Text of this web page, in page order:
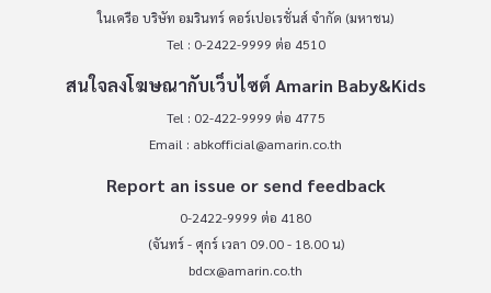
ในเครือ บริษัท อมรินทร์ คอร์เปอเรชั่นส์ จำกัด (มหาชน)
Tel : 0-2422-9999 ต่อ 4510
สนใจลงโฆษณากับเว็บไซต์ Amarin Baby&Kids
Tel : 02-422-9999 ต่อ 4775
Email : abkofficial@amarin.co.th
Report an issue or send feedback
0-2422-9999 ต่อ 4180
(จันทร์ - ศุกร์ เวลา 09.00 - 18.00 น)
bdcx@amarin.co.th